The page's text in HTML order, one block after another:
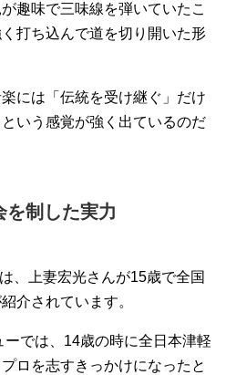
趣味で三味線を弾いていたこ
打ち込んで道を切り開いた形
には「伝統を受け継ぐ」だけ
いう感覚が強く出ているのだ
を制した実力
、上妻宏光さんが15歳で全国
介されています。
では、14歳の時に全日本津軽
ロを志すきっかけになったと